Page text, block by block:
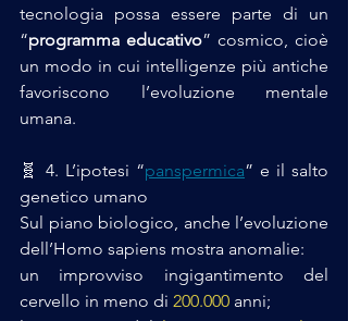
tecnologia possa essere parte di un
“programma educativo” cosmico, cioè
un modo in cui intelligenze più antiche
favoriscono l’evoluzione mentale
umana.
🧬 4. L’ipotesi “panspermica” e il salto
genetico umano
Sul piano biologico, anche l’evoluzione
dell’Homo sapiens mostra anomalie:
un improvviso ingigantimento del
cervello in meno di 200.000 anni;